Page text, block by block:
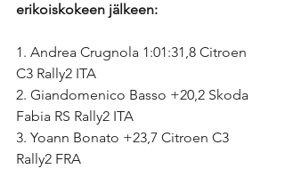
erikoiskokeen jälkeen:
1. Andrea Crugnola 1:01:31,8 Citroen
C3 Rally2 ITA
2. Giandomenico Basso +20,2 Skoda
Fabia RS Rally2 ITA
3. Yoann Bonato +23,7 Citroen C3
Rally2 FRA